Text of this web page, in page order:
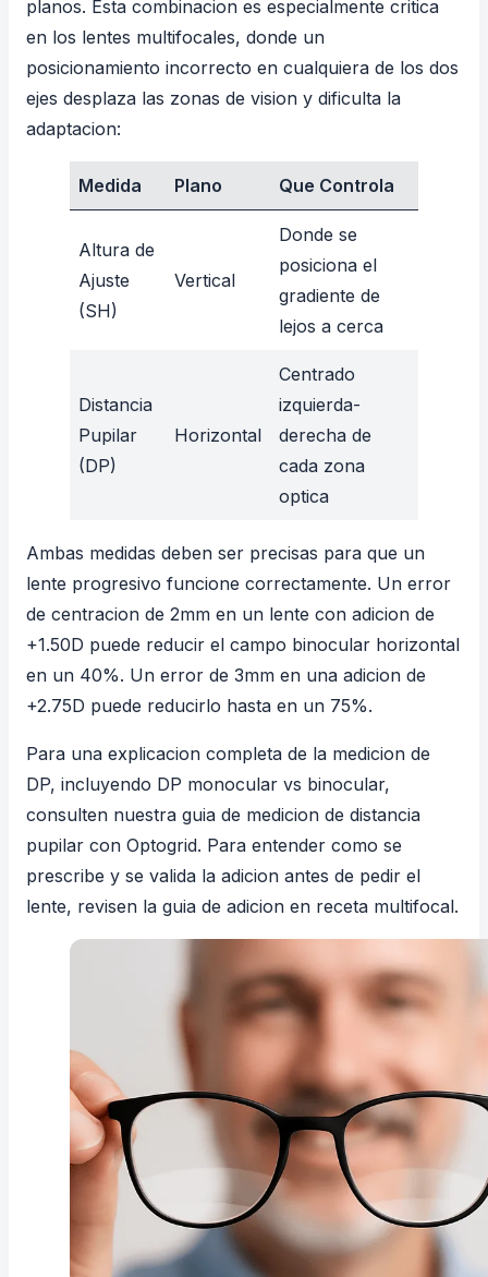
planos. Esta combinacion es especialmente critica
en los lentes multifocales, donde un
posicionamiento incorrecto en cualquiera de los dos
ejes desplaza las zonas de vision y dificulta la
adaptacion:
Medida Plano Que Controla
Altura de
Ajuste
(SH)
Vertical
Donde se
posiciona el
gradiente de
lejos a cerca
Distancia
Pupilar
(DP)
Horizontal
Centrado
izquierda-
derecha de
cada zona
optica
Ambas medidas deben ser precisas para que un
lente progresivo funcione correctamente. Un error
de centracion de 2mm en un lente con adicion de
+1.50D puede reducir el campo binocular horizontal
en un 40%. Un error de 3mm en una adicion de
+2.75D puede reducirlo hasta en un 75%.
Para una explicacion completa de la medicion de
DP, incluyendo DP monocular vs binocular,
consulten nuestra guia de medicion de distancia
pupilar con Optogrid. Para entender como se
prescribe y se valida la adicion antes de pedir el
lente, revisen la guia de adicion en receta multifocal.